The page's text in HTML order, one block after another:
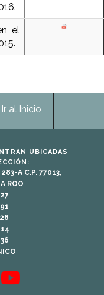
el
al Inicio
UBICADAS
A C.P. 77013,
ROO